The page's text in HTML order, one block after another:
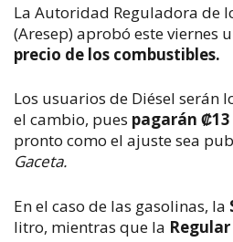
La Autoridad Reguladora de
(Aresep) aprobó este viernes
precio de los combustibles.
Los usuarios de Diésel serán
el cambio, pues pagarán
pronto como el ajuste sea
Gaceta.
En el caso de las gasolinas, la
litro, mientras que la Regular